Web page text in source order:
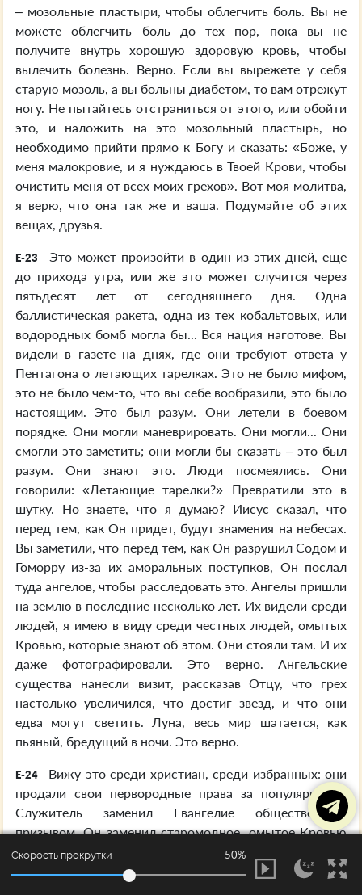
– мозольные пластыри, чтобы облегчить боль. Вы не
можете облегчить боль до тех пор, пока вы не
получите внутрь хорошую здоровую кровь, чтобы
вылечить болезнь. Верно. Если вы вырежете у себя
старую мозоль, а вы больны диабетом, то вам отрежут
ногу. Не пытайтесь отстраниться от этого, или обойти
это, и наложить на это мозольный пластырь, но
необходимо прийти прямо к Богу и сказать: «Боже, у
меня малокровие, и я нуждаюсь в Твоей Крови, чтобы
очистить меня от всех моих грехов». Вот моя молитва,
я верю, что она так же и ваша. Подумайте об этих
вещах, друзья.
E-23
Это может произойти в один из этих дней, еще
до прихода утра, или же это может случится через
пятьдесят лет от сегодняшнего дня. Одна
баллистическая ракета, одна из тех кобальтовых, или
водородных бомб могла бы... Вся нация наготове. Вы
видели в газете на днях, где они требуют ответа у
Пентагона о летающих тарелках. Это не было мифом,
это не было чем-то, что вы себе вообразили, это было
настоящим. Это был разум. Они летели в боевом
порядке. Они могли маневрировать. Они могли... Они
смогли это заметить; они могли бы сказать – это был
разум. Они знают это. Люди посмеялись. Они
говорили: «Летающие тарелки?» Превратили это в
шутку. Но знаете, что я думаю? Иисус сказал, что
перед тем, как Он придет, будут знамения на небесах.
Вы заметили, что перед тем, как Он разрушил Содом и
Гоморру из-за их аморальных поступков, Он послал
туда ангелов, чтобы расследовать это. Ангелы пришли
на землю в последние несколько лет. Их видели среди
людей, я имею в виду среди честных людей, омытых
Кровью, которые знают об этом. Они стояли там. И их
даже фотографировали. Это верно. Ангельские
существа нанесли визит, рассказав Отцу, что грех
настолько увеличился, что достиг звезд, и что они
едва могут светить. Луна, весь мир шатается, как
пьяный, бредущий в ночи. Это верно.
E-24
Вижу это среди христиан, среди избранных: они
продали свои первородные права за популярность.
Служитель заменил Евангелие общественным
призывом. Он заменил старомодное, омытое Кровью
Евангелие на интеллектуальные беседы с людьми,
проповедуя интеллектуальное, беседуя об обществах,
Скорость прокрутки 50%